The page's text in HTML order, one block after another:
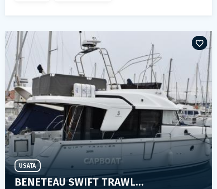
BENETEAU SWIFT TRAWLER 35
USATA